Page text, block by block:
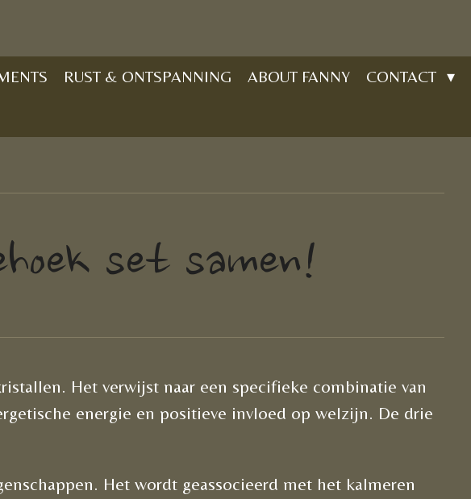
RUST & ONTSPANNING ABOUT FANNY CONTACT
set samen!
Het verwijst naar een specifieke combinatie van
energie en positieve invloed op welzijn. De drie
Het wordt geassocieerd met het kalmeren